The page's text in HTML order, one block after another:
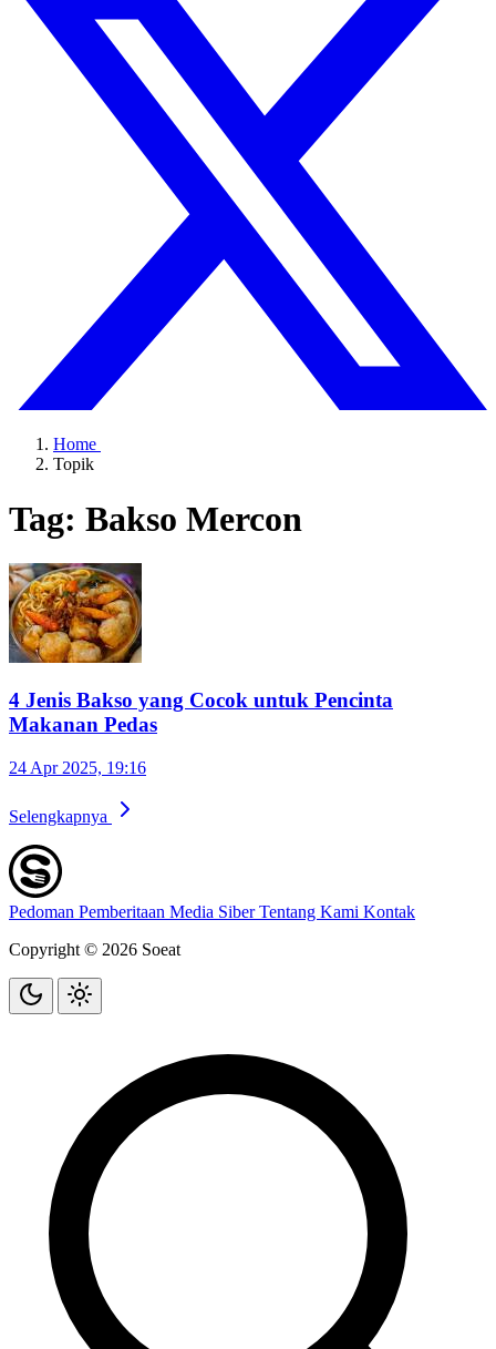
Home
Topik
Tag: Bakso Mercon
4 Jenis Bakso yang Cocok untuk Pencinta
Makanan Pedas
24 Apr 2025, 19:16
Selengkapnya
Pedoman Pemberitaan Media SiberTentang Kami Kontak
Copyright © 2026 Soeat